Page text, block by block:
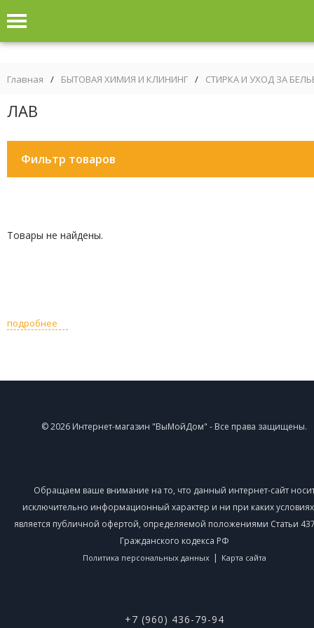
Главная / БЫТОВАЯ ХИМИЯ И КЛИНИНГ / СТИРКА И УХОД ЗА
ЛАВ
Фильтр товаров
Товары не найдены.
подробнее
© 2026 Интернет-магазин "ВыМойДом" - Все права защищены.
Обращаем ваше внимание на то, что данный интернет-сайт
исключительно информационный характер и ни при каких
является публичной офертой, определяемой положениями Статьи
Гражданского кодекса РФ
Политика персональных данных | Карта сайта
+7 (960) 436-79-94